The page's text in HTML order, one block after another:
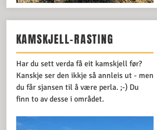
KAMSKJELL-RASTING
Har du sett verda få eit kamskjell før?
Kanskje ser den ikkje så annleis ut - men
du får sjansen til å være perla. ;-) Du
finn to av desse i området.